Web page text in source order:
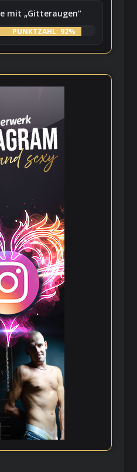
mit „Gitteraugen“
PUNKTZAHL: 92%